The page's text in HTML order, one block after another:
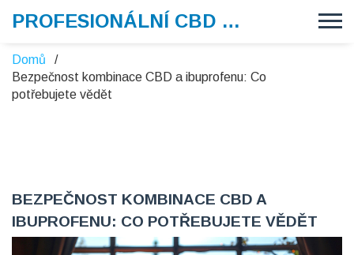
PROFESIONÁLNÍ CBD VAPE
Domů
Bezpečnost kombinace CBD a ibuprofenu: Co
potřebujete vědět
BEZPEČNOST KOMBINACE CBD A
IBUPROFENU: CO POTŘEBUJETE VĚDĚT